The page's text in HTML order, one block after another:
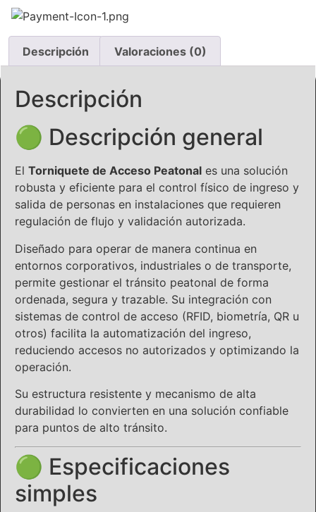
Descripción Valoraciones (0)
Descripción
🟢 Descripción general
El Torniquete de Acceso Peatonal es una solución
robusta y eficiente para el control físico de ingreso y
salida de personas en instalaciones que requieren
regulación de flujo y validación autorizada.
Diseñado para operar de manera continua en
entornos corporativos, industriales o de transporte,
permite gestionar el tránsito peatonal de forma
ordenada, segura y trazable. Su integración con
sistemas de control de acceso (RFID, biometría, QR u
otros) facilita la automatización del ingreso,
reduciendo accesos no autorizados y optimizando la
operación.
Su estructura resistente y mecanismo de alta
durabilidad lo convierten en una solución confiable
para puntos de alto tránsito.
🟢 Especificaciones
simples